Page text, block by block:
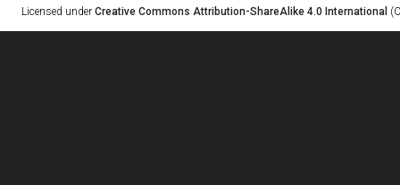
Licensed under Creative Commons Attribution-ShareAlike 4.0 International